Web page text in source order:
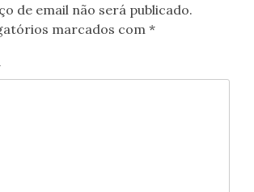
de email não será publicado.
marcados com *